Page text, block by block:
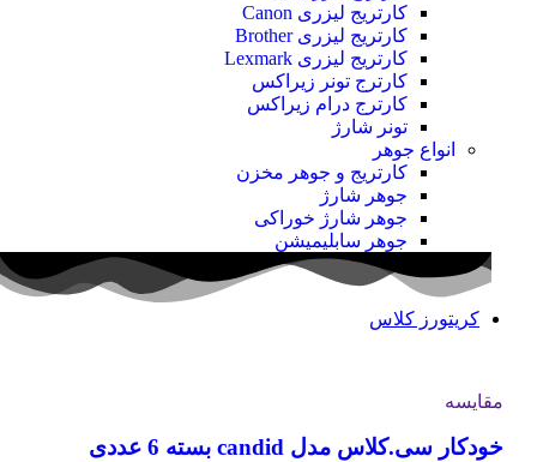
کارتریج لیزری Canon
کارتریج لیزری Brother
کارتریج لیزری Lexmark
کارترج تونر زیراکس
کارترج درام زیراکس
تونر شارژ
انواع جوهر
کارتریج و جوهر مخزن
جوهر شارژ
جوهر شارژ خوراکی
جوهر سابلیمیشن
کریتورز کلاس
مقایسه
خودکار سی.کلاس مدل candid بسته 6 عددی